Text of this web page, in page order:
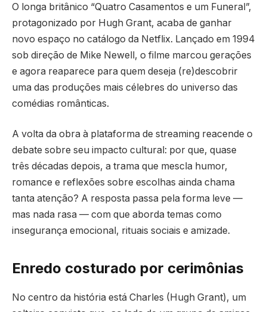
O longa britânico “Quatro Casamentos e um Funeral”,
protagonizado por Hugh Grant, acaba de ganhar
novo espaço no catálogo da Netflix. Lançado em 1994
sob direção de Mike Newell, o filme marcou gerações
e agora reaparece para quem deseja (re)descobrir
uma das produções mais célebres do universo das
comédias românticas.
A volta da obra à plataforma de streaming reacende o
debate sobre seu impacto cultural: por que, quase
três décadas depois, a trama que mescla humor,
romance e reflexões sobre escolhas ainda chama
tanta atenção? A resposta passa pela forma leve —
mas nada rasa — com que aborda temas como
insegurança emocional, rituais sociais e amizade.
Enredo costurado por cerimônias
No centro da história está Charles (Hugh Grant), um